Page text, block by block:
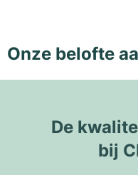
Onze belofte
De
bij